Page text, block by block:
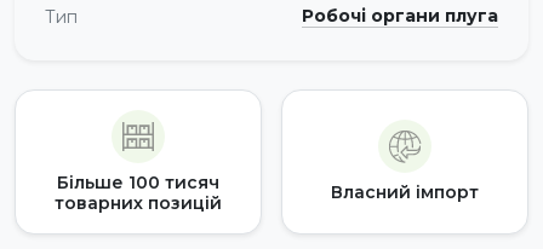
Тип Робочі органи плуга
Більше 100 тисяч
товарних позицій
Власний імпорт